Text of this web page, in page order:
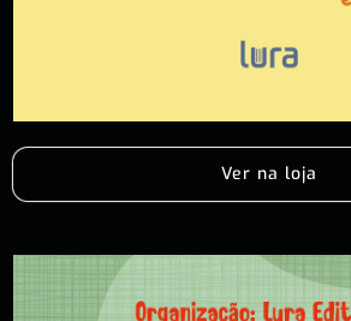
Ver na loja